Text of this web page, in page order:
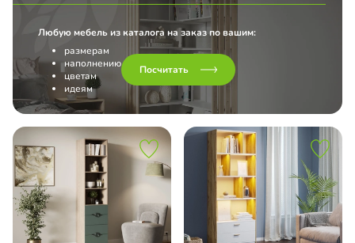
Любую мебель из каталога на заказ по вашим:
размерам
наполнению
цветам
идеям
Посчитать